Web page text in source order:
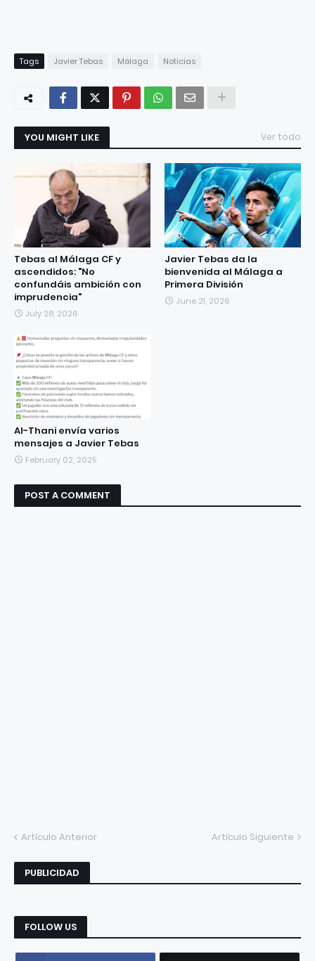
Tags Javier Tebas Málaga Noticias
YOU MIGHT LIKE Ver todo
Tebas al Málaga CF y
ascendidos: "No
confundáis ambición con
imprudencia"
July 28, 2026
Javier Tebas da la
bienvenida al Málaga a
Primera División
June 21, 2026
Al-Thani envía varios
mensajes a Javier Tebas
February 02, 2025
POST A COMMENT
Artículo Anterior Artículo Siguiente
PUBLICIDAD
FOLLOW US